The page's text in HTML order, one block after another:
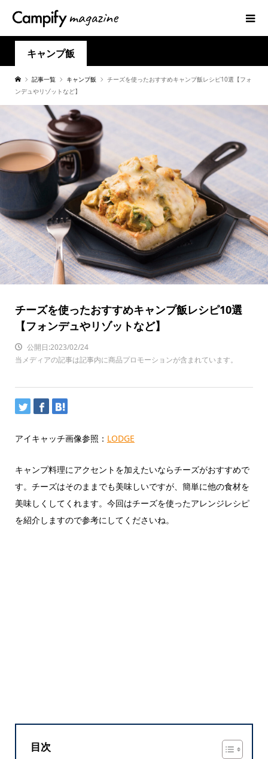
キャンプ飯
記事一覧 キャンプ飯
チーズを使ったおすすめキャンプ飯レシピ10選【フォ
ンデュやリゾットなど】
チーズを使ったおすすめキャンプ飯レシピ10選
【フォンデュやリゾットなど】
公開日:2023/02/24
当メディアの記事は記事内に商品プロモーションが含まれています。
アイキャッチ画像参照： LODGE
キャンプ料理にアクセントを加えたいならチーズがおすすめで
す。チーズはそのままでも美味しいですが、簡単に他の食材を
美味しくしてくれます。今回はチーズを使ったアレンジレシピ
を紹介しますので参考にしてくださいね。
目次